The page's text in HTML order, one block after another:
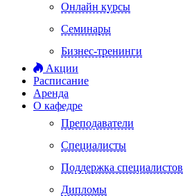
Онлайн курсы
Семинары
Бизнес-тренинги
Акции
Расписание
Аренда
О кафедре
Преподаватели
Специалисты
Поддержка специалистов
Дипломы